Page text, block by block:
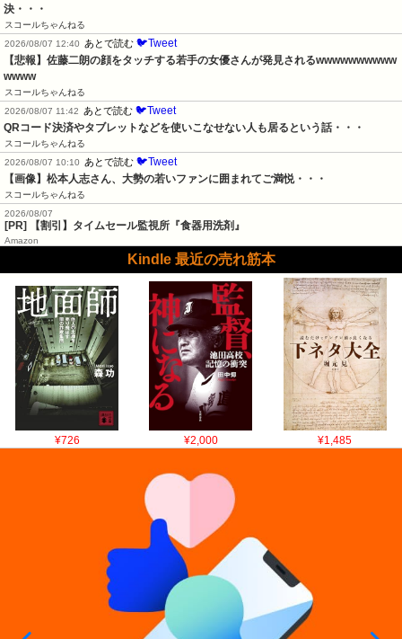
決・・・
スコールちゃんねる
2026/08/07 12:40
あとで読む 🐦Tweet
【悲報】佐藤二朗の顔をタッチする若手の女優さんが発見されるwwwwwwwwww
wwww
スコールちゃんねる
2026/08/07 11:42
あとで読む 🐦Tweet
QRコード決済やタブレットなどを使いこなせない人も居るという話・・・
スコールちゃんねる
2026/08/07 10:10
あとで読む 🐦Tweet
【画像】松本人志さん、大勢の若いファンに囲まれてご満悦・・・
スコールちゃんねる
2026/08/07
[PR] 【割引】タイムセール監視所『食器用洗剤』
Amazon
Kindle 最近の売れ筋本
¥726 ¥2,000 ¥1,485